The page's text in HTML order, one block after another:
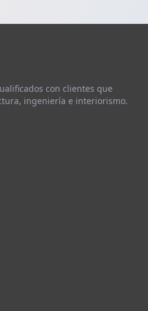
con clientes que
ingeniería e interiorismo.